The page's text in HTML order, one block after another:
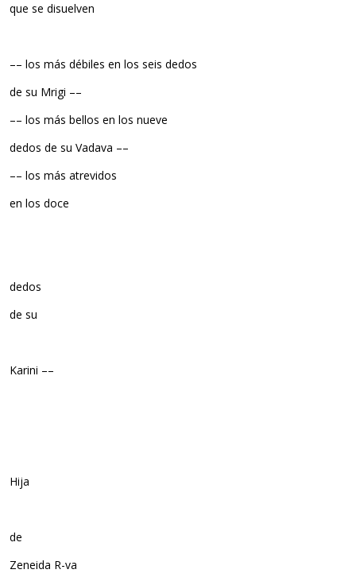
que se disuelven
–– los más débiles en los seis dedos
de su Mrigi ––
–– los más bellos en los nueve
dedos de su Vadava ––
–– los más atrevidos
en los doce
dedos
de su
Karini ––
Hija
de
Zeneida R-va